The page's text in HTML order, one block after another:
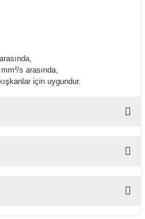
s arasında,
için uygundur.
siz yapın!